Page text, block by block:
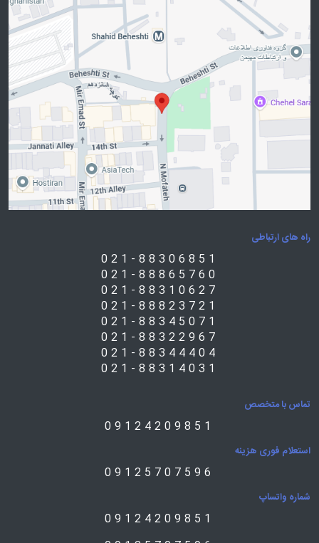
راه های ارتباطی
021-88306851
021-88865760
021-88310627
021-88823721
021-88345071
021-88322967
021-88344404
021-88314031
تماس با متخصص
09124209851
استعلام فوری هزینه
09125707596
شماره واتساپ
09124209851